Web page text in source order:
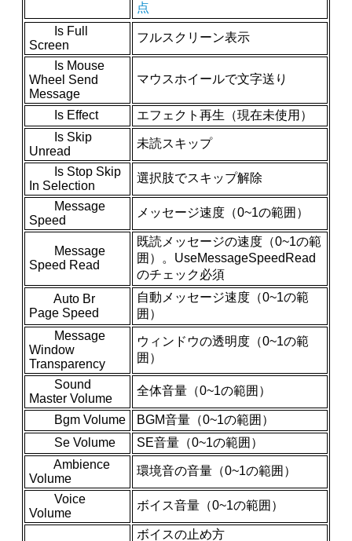
点
Is Full
Screen
フルスクリーン表示
Is Mouse
Wheel Send
Message
マウスホイールで文字送り
Is Effect
エフェクト再生（現在未使用）
Is Skip
Unread
未読スキップ
Is Stop Skip
In Selection
選択肢でスキップ解除
Message
Speed
メッセージ速度（0~1の範囲）
Message
Speed Read
既読メッセージの速度（0~1の範
囲）。UseMessageSpeedRead
のチェック必須
Auto Br
Page Speed
自動メッセージ速度（0~1の範
囲）
Message
Window
Transparency
ウィンドウの透明度（0~1の範
囲）
Sound
Master Volume
全体音量（0~1の範囲）
Bgm Volume
BGM音量（0~1の範囲）
Se Volume
SE音量（0~1の範囲）
Ambience
Volume
環境音の音量（0~1の範囲）
Voice
Volume
ボイス音量（0~1の範囲）
ボイスの止め方